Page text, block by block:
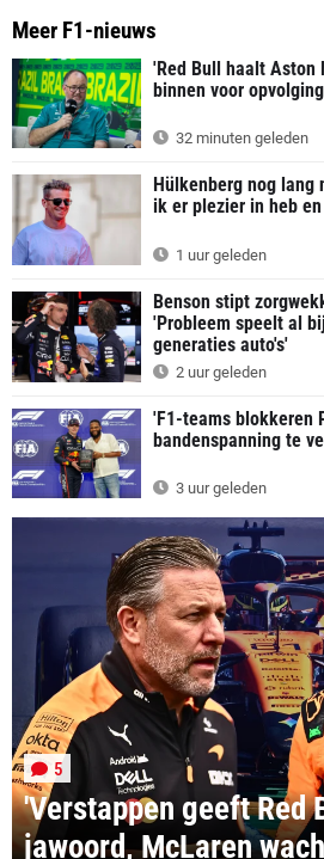
Meer F1-nieuws
'Red Bull haalt Aston
binnen voor
32 minuten geleden
Hülkenberg nog
ik er plezier in heb
1 uur geleden
Benson stipt
'Probleem speelt al
generaties auto's'
2 uur geleden
'F1-teams blokkeren
bandenspanning te
3 uur geleden
'Verstappen geeft Red
jawoord, McLaren
5